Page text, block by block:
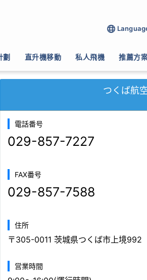
劃 直升機移動 私人飛機 推薦方
つくば航
電話番号
029-857-7227
FAX番号
029-857-7588
住所
〒305-0011 茨城県つくば市上境992
営業時間